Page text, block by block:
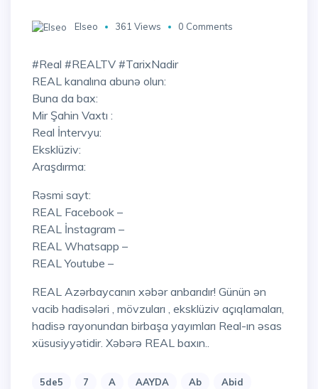
Elseo 361 Views 0 Comments
#Real #REALTV #TarixNadir
REAL kanalına abunə olun:
Buna da bax:
Mir Şahin Vaxtı :
Real İntervyu:
Eksklüziv:
Araşdırma:
Rəsmi sayt:
REAL Facebook –
REAL İnstagram –
REAL Whatsapp –
REAL Youtube –
REAL Azərbaycanın xəbər anbarıdır! Günün ən
vacib hadisələri , mövzuları , eksklüziv açıqlamaları,
hadisə rayonundan birbaşa yayımları Real-ın əsas
xüsusiyyətidir. Xəbərə REAL baxın..
5de5 7 A AAYDA Ab
Abid